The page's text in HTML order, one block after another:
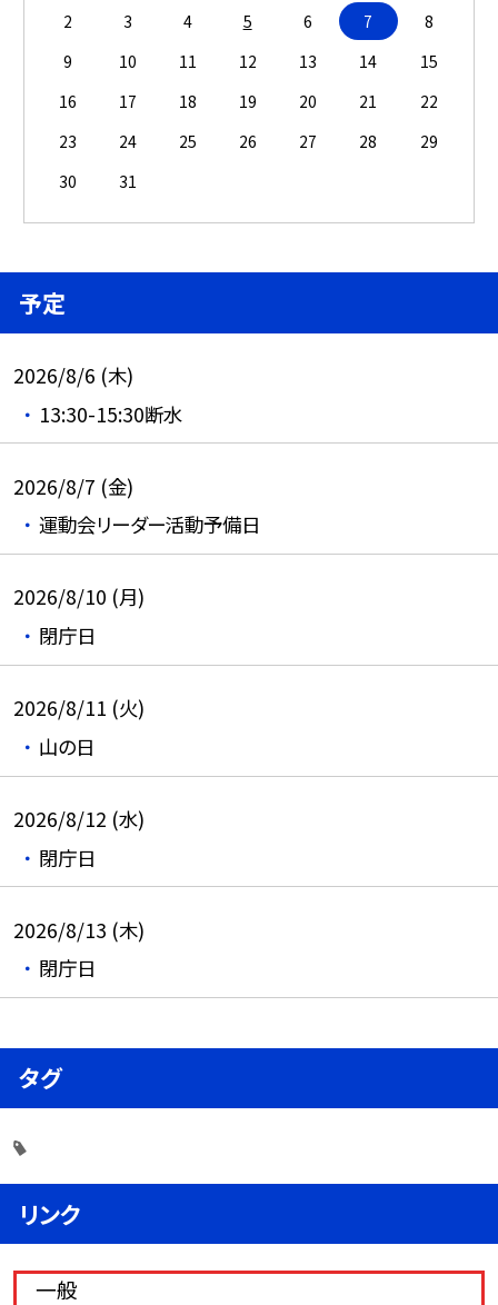
2
3 4 5 6 7
8
9
10 11 12 13 14
15
16
17 18 19 20 21
22
23
24 25 26 27 28
29
30
31
予定
2026/8/6 (木)
13:30-15:30断水
2026/8/7 (金)
運動会リーダー活動予備日
2026/8/10 (月)
閉庁日
2026/8/11 (火)
山の日
2026/8/12 (水)
閉庁日
2026/8/13 (木)
閉庁日
タグ
リンク
一般